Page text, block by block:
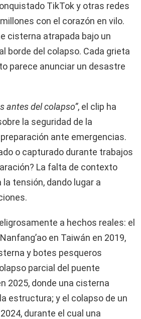
TikTok y otras redes
con el corazón en vilo.
cisterna atrapada bajo un
borde del colapso. Cada grieta
parece anunciar un desastre
antes del colapso”, el clip ha
la seguridad de la
ante emergencias.
o capturado durante trabajos
La falta de contexto
tensión, dando lugar a
a hechos reales: el
en Taiwán en 2019,
y botes pesqueros
parcial del puente
2025, donde una cisterna
estructura; y el colapso de un
durante el cual una